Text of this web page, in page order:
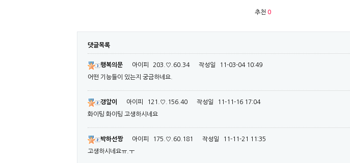
추천 0
댓글목록
행복의문 아이피 203.♡.60.34 작성일
11-03-04 10:49
어떤 기능들이 있는지 궁금하네요.
갱알이 아이피 121.♡.156.40 작성일
11-11-16 17:04
화이팅 화이팅 고생하시네요
박하선짱 아이피 175.♡.60.181 작성일
11-11-21 11:35
고생하시네요ㅠ.ㅜ